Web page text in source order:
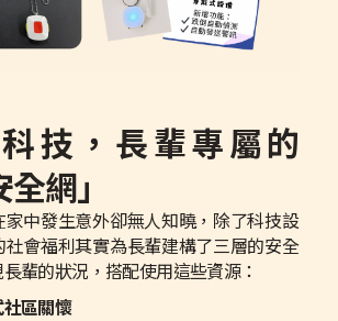
技，長輩專屬的
全網」
中發生意外卻無人知曉，除了科技設
會福利其實為長輩建構了三層的安全
輩的狀況，搭配使用這些資源：
區關懷